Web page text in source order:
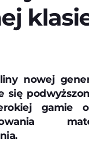
nowej
się
gamie